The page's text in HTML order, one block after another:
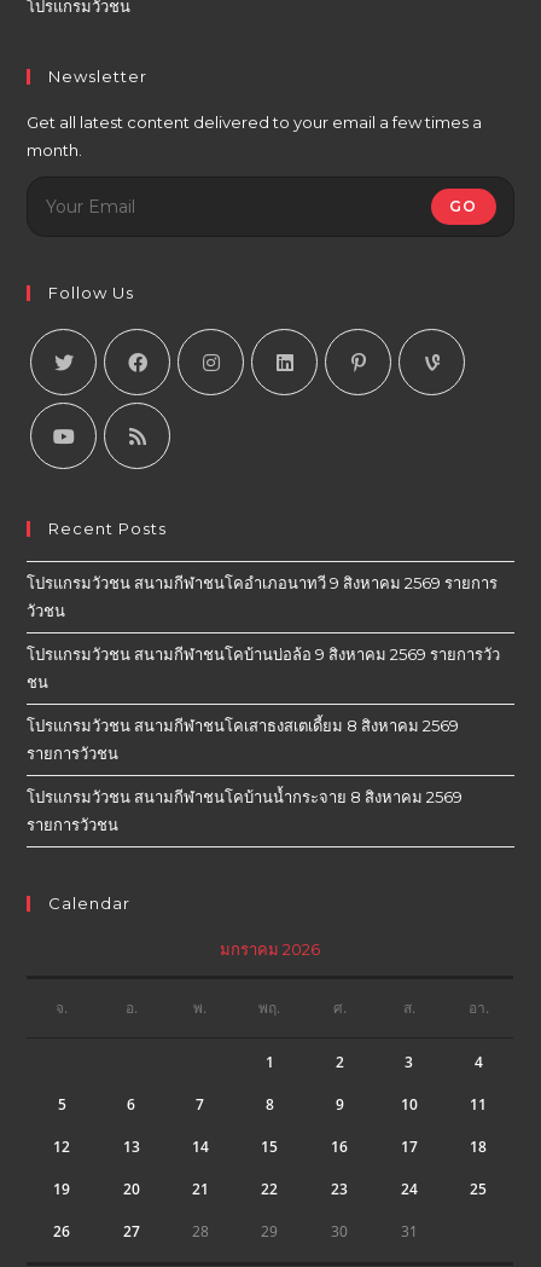
โปรแกรมวัวชน
Newsletter
Get all latest content delivered to your email a few times a
month.
GO
Follow Us
Recent Posts
โปรแกรมวัวชน สนามกีฬาชนโคอำเภอนาทวี 9 สิงหาคม 2569 รายการ
วัวชน
โปรแกรมวัวชน สนามกีฬาชนโคบ้านบ่อล้อ 9 สิงหาคม 2569 รายการวัว
ชน
โปรแกรมวัวชน สนามกีฬาชนโคเสาธงสเตเดี้ยม 8 สิงหาคม 2569
รายการวัวชน
โปรแกรมวัวชน สนามกีฬาชนโคบ้านน้ำกระจาย 8 สิงหาคม 2569
รายการวัวชน
Calendar
มกราคม 2026
จ. อ. พ. พฤ. ศ. ส. อา.
1 2 3 4
5 6 7 8 9 10 11
12 13 14 15 16 17 18
19 20 21 22 23 24 25
26 27 28 29 30 31